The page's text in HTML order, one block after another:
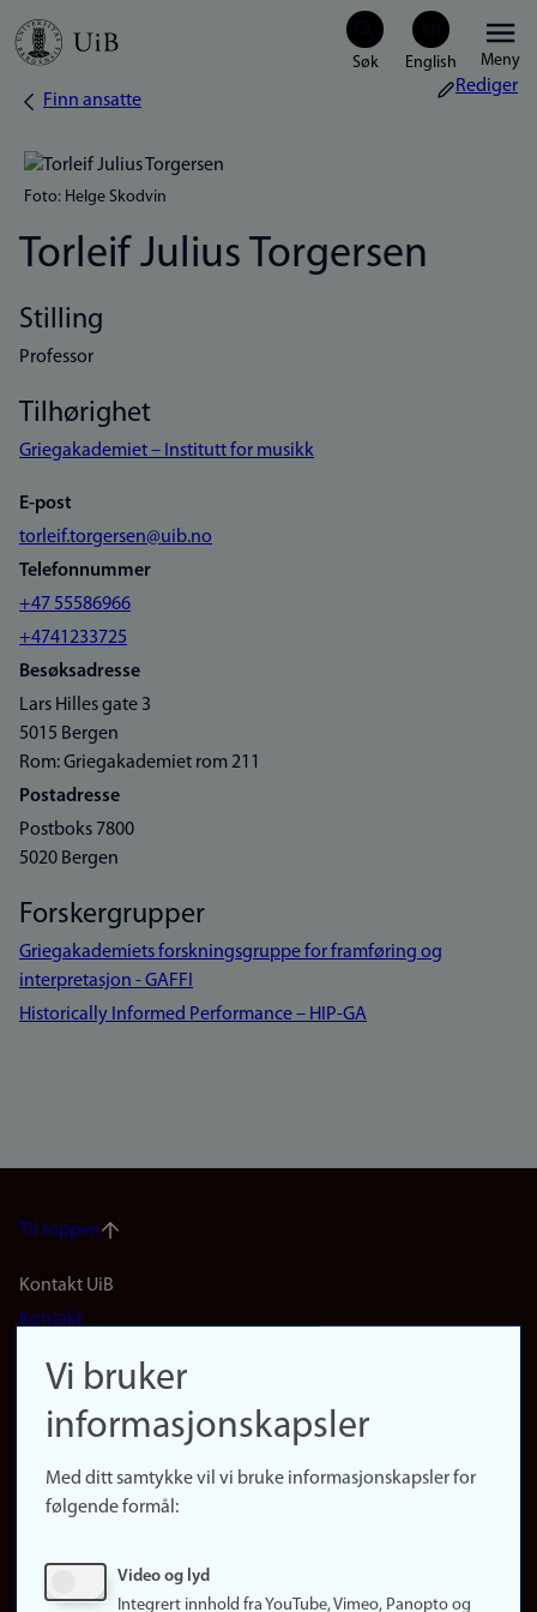
Hopp
Meny
Navigasjonssti
Finn ansatte
Rediger
Foto: Helge Skodvin
Torleif Julius Torgersen
Stilling
Professor
Tilhørighet
Griegakademiet – Institutt for musikk
E-post
torleif.torgersen@uib.no
Telefonnummer
+47 55586966
+4741233725
Besøksadresse
Lars Hilles gate 3
5015 Bergen
Rom: Griegakademiet rom 211
Postadresse
Postboks 7800
5020 Bergen
Forskergrupper
Griegakademiets forskningsgruppe for framføring og
interpretasjon - GAFFI
Historically Informed Performance – HIP-GA
Til toppen
Footer
(no)
Kontakt UiB
Kontakt
Finn forsker
Presse
Finn studier
Ledige stillinger
Vi bruker
informasjonskapsler
Med ditt samtykke vil vi bruke informasjonskapsler for
følgende formål:
Video og lyd
Integrert innhold fra YouTube, Vimeo, Panopto og